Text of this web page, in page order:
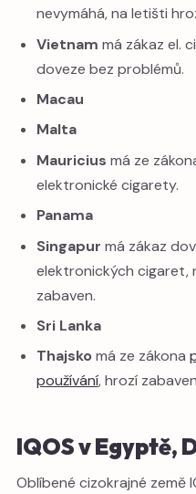
nevymáhá, na letišti
Vietnam má zákaz el.
doveze bez problémů.
Macau
Malta
Mauricius má ze
elektronické cigarety.
Panama
Singapur má zákaz
elektronických cigaret,
zabaven.
Sri Lanka
Thajsko má ze zákona
používání, hrozí
IQOS v Egyptě,
Oblíbené cizokrajné země